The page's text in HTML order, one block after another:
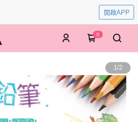
開啟APP
0
1/2